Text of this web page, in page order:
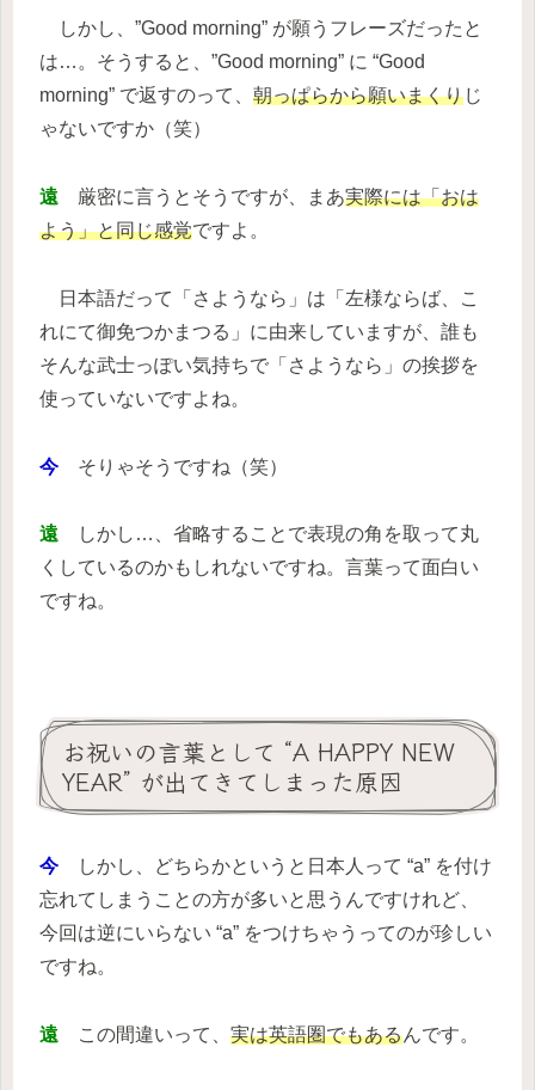
しかし、”Good morning” が願うフレーズだったと
は…。そうすると、”Good morning” に “Good
morning” で返すのって、 朝っぱらから願いまくりじ
ゃないですか（笑）
遠 厳密に言うとそうですが、まあ実際には「おは
よう」と同じ感覚ですよ。
日本語だって「さようなら」は「左様ならば、こ
れにて御免つかまつる」に由来していますが、誰も
そんな武士っぽい気持ちで「さようなら」の挨拶を
使っていないですよね。
今 そりゃそうですね（笑）
遠 しかし…、省略することで表現の角を取って丸
くしているのかもしれないですね。言葉って面白い
ですね。
お祝いの言葉として “A HAPPY NEW
YEAR” が出てきてしまった原因
今 しかし、どちらかというと日本人って “a” を付け
忘れてしまうことの方が多いと思うんですけれど、
今回は逆にいらない “a” をつけちゃうってのが珍しい
ですね。
遠 この間違いって、 実は英語圏でもあるんです。